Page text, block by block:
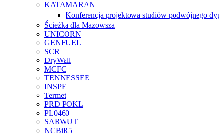
KATAMARAN
Konferencja projektowa studiów podwójnego
Ścieżka dla Mazowsza
UNICORN
GENFUEL
SCR
DryWall
MCFC
TENNESSEE
INSPE
Termet
PRD POKL
PL0460
SARWUT
NCBiR5